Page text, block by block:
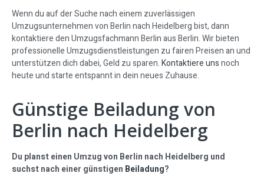
Wenn du auf der Suche nach einem zuverlässigen
Umzugsunternehmen von Berlin nach Heidelberg bist, dann
kontaktiere den Umzugsfachmann Berlin aus Berlin. Wir bieten
professionelle Umzugsdienstleistungen zu fairen Preisen an und
unterstützen dich dabei, Geld zu sparen.Kontaktiere unsnoch
heute und starte entspannt in dein neues Zuhause.
Günstige Beiladung von
Berlin nach Heidelberg
Du planst einen Umzug von Berlin nach Heidelberg und
suchst nach einer günstigen Beiladung?